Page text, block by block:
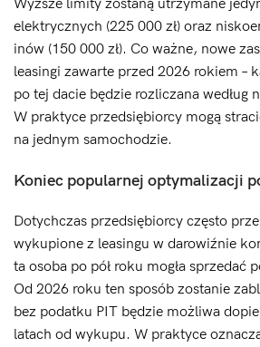
Wyższe limity zostaną utrzymane
elektrycznych (225 000 zł) oraz
inów (150 000 zł). Co ważne, nowe
leasingi zawarte przed 2026 rokiem –
po tej dacie będzie rozliczana według
W praktyce przedsiębiorcy mogą
na jednym samochodzie.
Koniec popularnej optymalizacji
Dotychczas przedsiębiorcy często
wykupione z leasingu w darowiźnie
ta osoba po pół roku mogła sprzedać
Od 2026 roku ten sposób zostanie
bez podatku PIT będzie możliwa
latach od wykupu. W praktyce